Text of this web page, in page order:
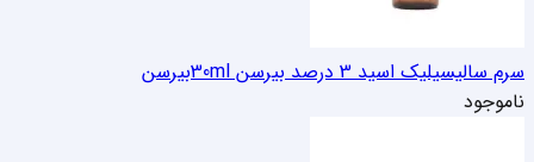
سرم سالیسیلیک اسید 3 درصد بیرسن 30ml
بیرسن
ناموجود